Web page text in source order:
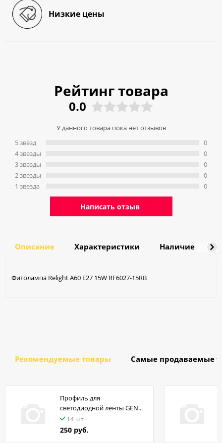
Низкие цены
Рейтинг товара
0.0
У данного товара пока нет отзывов
5 звёзд
4 звeзды
3 звeзды
2 звeзды
1 звeзда
0
0
0
0
0
Написать отзыв
Описание Характеристики Наличие
Фитолампа Relight A60 E27 15W RF6027-15RB
Рекомендуемые товары Самые продаваемые
Профиль для
светодиодной ленты GEN...
14 шт
250 руб.